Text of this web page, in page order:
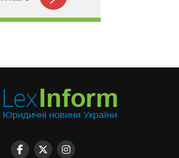
або збої міжвідомчої
ефект тут украй важливий:
недбалим і практично
роботодавець може діяти
на зловживання, але опинитися в
ЄДРПОУ, несинхронність між